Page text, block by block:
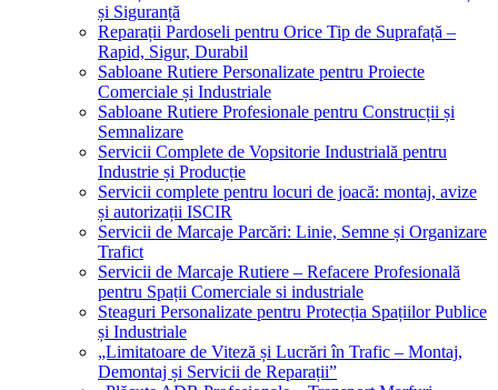
și Siguranță
Reparații Pardoseli pentru Orice Tip de Suprafață –
Rapid, Sigur, Durabil
Sabloane Rutiere Personalizate pentru Proiecte
Comerciale și Industriale
Sabloane Rutiere Profesionale pentru Construcții și
Semnalizare
Servicii Complete de Vopsitorie Industrială pentru
Industrie și Producție
Servicii complete pentru locuri de joacă: montaj, avize
și autorizații ISCIR
Servicii de Marcaje Parcări: Linie, Semne și Organizare
Trafict
Servicii de Marcaje Rutiere – Refacere Profesională
pentru Spații Comerciale si industriale
Steaguri Personalizate pentru Protecția Spațiilor Publice
și Industriale
„Limitatoare de Viteză și Lucrări în Trafic – Montaj,
Demontaj și Servicii de Reparații”